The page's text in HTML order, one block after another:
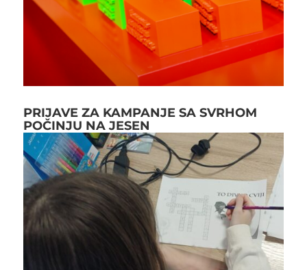
PRIJAVE ZA KAMPANJE SA SVRHOM
POČINJU NA JESEN